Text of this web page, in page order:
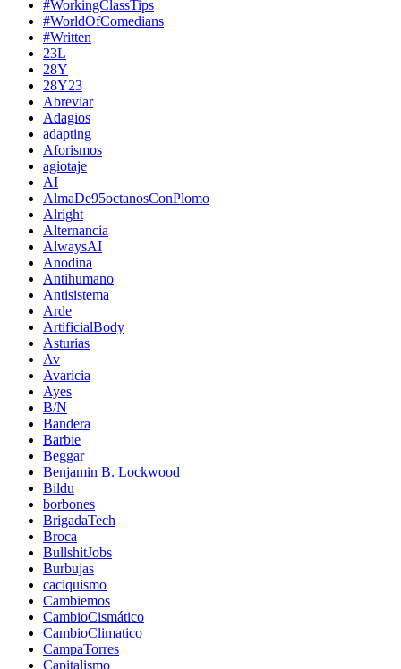
#WorkingClassTips
#WorldOfComedians
#Written
23L
28Y
28Y23
Abreviar
Adagios
adapting
Aforismos
agiotaje
AI
AlmaDe95octanosConPlomo
Alright
Alternancia
AlwaysAI
Anodina
Antihumano
Antisistema
Arde
ArtificialBody
Asturias
Av
Avaricia
Ayes
B/N
Bandera
Barbie
Beggar
Benjamin B. Lockwood
Bildu
borbones
BrigadaTech
Broca
BullshitJobs
Burbujas
caciquismo
Cambiemos
CambioCismático
CambioClimatico
CampaTorres
Capitalismo